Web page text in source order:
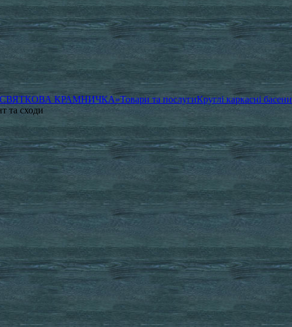
«СВЯТКОВА КРАМНИЧКА»Товари та послугиКруглі каркасні басени
та сходи